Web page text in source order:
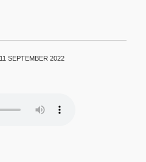
SEPTEMBER 2022